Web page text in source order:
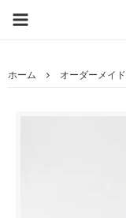
ホーム オーダーメイド